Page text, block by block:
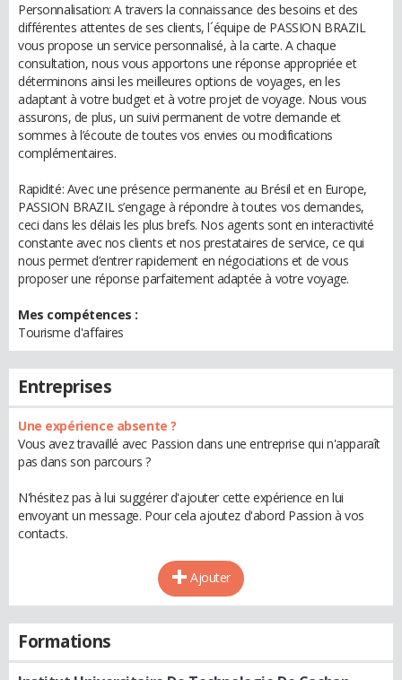
Personnalisation: A travers la connaissance des besoins et des
différentes attentes de ses clients, l´équipe de PASSION BRAZIL
vous propose un service personnalisé, à la carte. A chaque
consultation, nous vous apportons une réponse appropriée et
déterminons ainsi les meilleures options de voyages, en les
adaptant à votre budget et à votre projet de voyage. Nous vous
assurons, de plus, un suivi permanent de votre demande et
sommes à l’écoute de toutes vos envies ou modifications
complémentaires.
Rapidité: Avec une présence permanente au Brésil et en Europe,
PASSION BRAZIL s’engage à répondre à toutes vos demandes,
ceci dans les délais les plus brefs. Nos agents sont en interactivité
constante avec nos clients et nos prestataires de service, ce qui
nous permet d’entrer rapidement en négociations et de vous
proposer une réponse parfaitement adaptée à votre voyage.
Mes compétences :
Tourisme d'affaires
Entreprises
Une expérience absente ?
Vous avez travaillé avec Passion dans une entreprise qui n'apparaît
pas dans son parcours ?
N'hésitez pas à lui suggérer d'ajouter cette expérience en lui
envoyant un message. Pour cela ajoutez d'abord Passion à vos
contacts.
Ajouter
Formations